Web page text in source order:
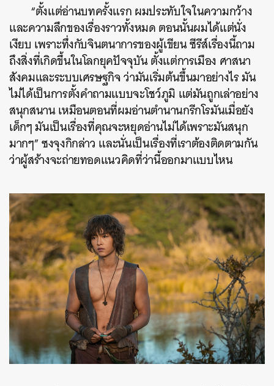
“ตั้งแต่อ่านบทครั้งแรก ผมประทับใจในความกว้าง
และความลึกของเรื่องราวทั้งหมด ตอนนั้นผมได้แต่นั่ง
เงียบ เพราะทึ่งกับจินตนาการของผู้เขียน ซีรีส์เรื่องนี้ถาม
ถึงสิ่งที่เกิดขึ้นในโลกยุคปัจจุบัน ตั้งแต่การเมือง ศาสนา
สังคมและระบบเศรษฐกิจ ว่ามันเริ่มต้นขึ้นมาอย่างไร มัน
ไม่ได้เป็นการตั้งคำถามแบบจะโชว์ภูมิ แต่มันถูกเล่าอย่าง
สนุกสนาน เหมือนตอนที่ผมอ่านตำนานกรีกโรมันเมื่อยัง
เด็กๆ มันเป็นเรื่องที่คุณจะหยุดอ่านไม่ได้เพราะมันสนุก
มากๆ” ซงจุงกิกล่าว และนั่นเป็นเรื่องที่เราต้องติดตามกัน
ว่าผู้สร้างจะถ่ายทอดแนวคิดที่ว่านี้ออกมาแบบไหน
ค้นหา
SHARE TWEET LINE EMAIL